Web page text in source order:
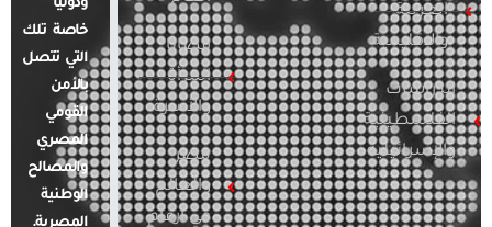
العربية
والإقليمية
الدراسات
الفلسطينية
والإسرائيلية
قضايا
المرأة
والأسرة
مصر
والعالم
في أرقام
ودوليًا
خاصة تلك
التي تتصل
بالأمن
القومي
المصري
والمصالح
الوطنية
المصرية.